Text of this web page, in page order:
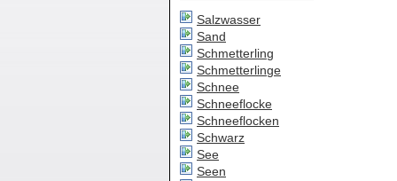
Salzwasser
Sand
Schmetterling
Schmetterlinge
Schnee
Schneeflocke
Schneeflocken
Schwarz
See
Seen